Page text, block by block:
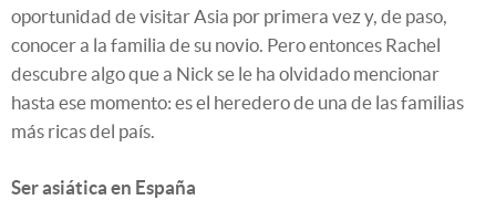
oportunidad de visitar Asia por primera vez y, de paso,
conocer a la familia de su novio. Pero entonces Rachel
descubre algo que a Nick se le ha olvidado mencionar
hasta ese momento: es el heredero de una de las familias
más ricas del país.
Ser asiática en España